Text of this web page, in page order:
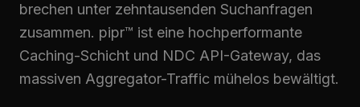
brechen unter zehntausenden Suchanfragen
zusammen. pipr™ ist eine hochperformante
Caching-Schicht und NDC API-Gateway, das
massiven Aggregator-Traffic mühelos bewältigt.